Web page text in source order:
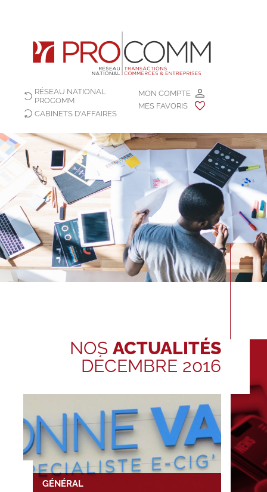
MON COMPTE
MES FAVORIS
RÉSEAU NATIONAL
PROCOMM
CABINETS D'AFFAIRES
NOS ACTUALITÉS
DÉCEMBRE 2016
GÉNÉRAL